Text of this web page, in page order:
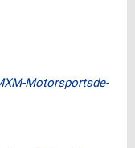
Motorsportsde-